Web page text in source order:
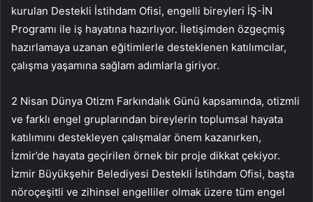
kurulan Destekli İstihdam Ofisi, engelli bireyleri İŞ-İN
Programı ile iş hayatına hazırlıyor. İletişimden özgeçmiş
hazırlamaya uzanan eğitimlerle desteklenen katılımcılar,
çalışma yaşamına sağlam adımlarla giriyor.
2 Nisan Dünya Otizm Farkındalık Günü kapsamında, otizmli
ve farklı engel gruplarından bireylerin toplumsal hayata
katılımını destekleyen çalışmalar önem kazanırken,
İzmir’de hayata geçirilen örnek bir proje dikkat çekiyor.
İzmir Büyükşehir Belediyesi Destekli İstihdam Ofisi, başta
nöroçeşitli ve zihinsel engelliler olmak üzere tüm engel